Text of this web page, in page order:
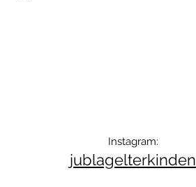
Instagram:
jublagelterkinden